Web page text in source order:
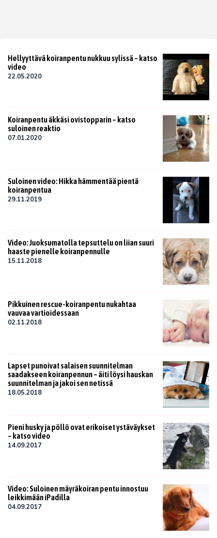
Hellyyttävä koiranpentu nukkuu sylissä – katso
video
22.05.2020
Koiranpentu äkkäsi ovistopparin – katso
suloinen reaktio
07.01.2020
Suloinen video: Hikka hämmentää pientä
koiranpentua
29.11.2019
Video: Juoksumatolla tepsuttelu on liian suuri
haaste pienelle koiranpennulle
15.11.2018
Pikkuinen rescue-koiranpentu nukahtaa
vauvaa vartioidessaan
02.11.2018
Lapset punoivat salaisen suunnitelman
saadakseen koiranpennun – äiti löysi hauskan
suunnitelman ja jakoi sen netissä
18.05.2018
Pieni husky ja pöllö ovat erikoiset ystäväykset
– katso video
14.09.2017
Video: Suloinen mäyräkoiran pentu innostuu
leikkimään iPadilla
04.09.2017